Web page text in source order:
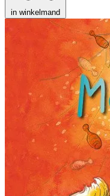
in winkelmand